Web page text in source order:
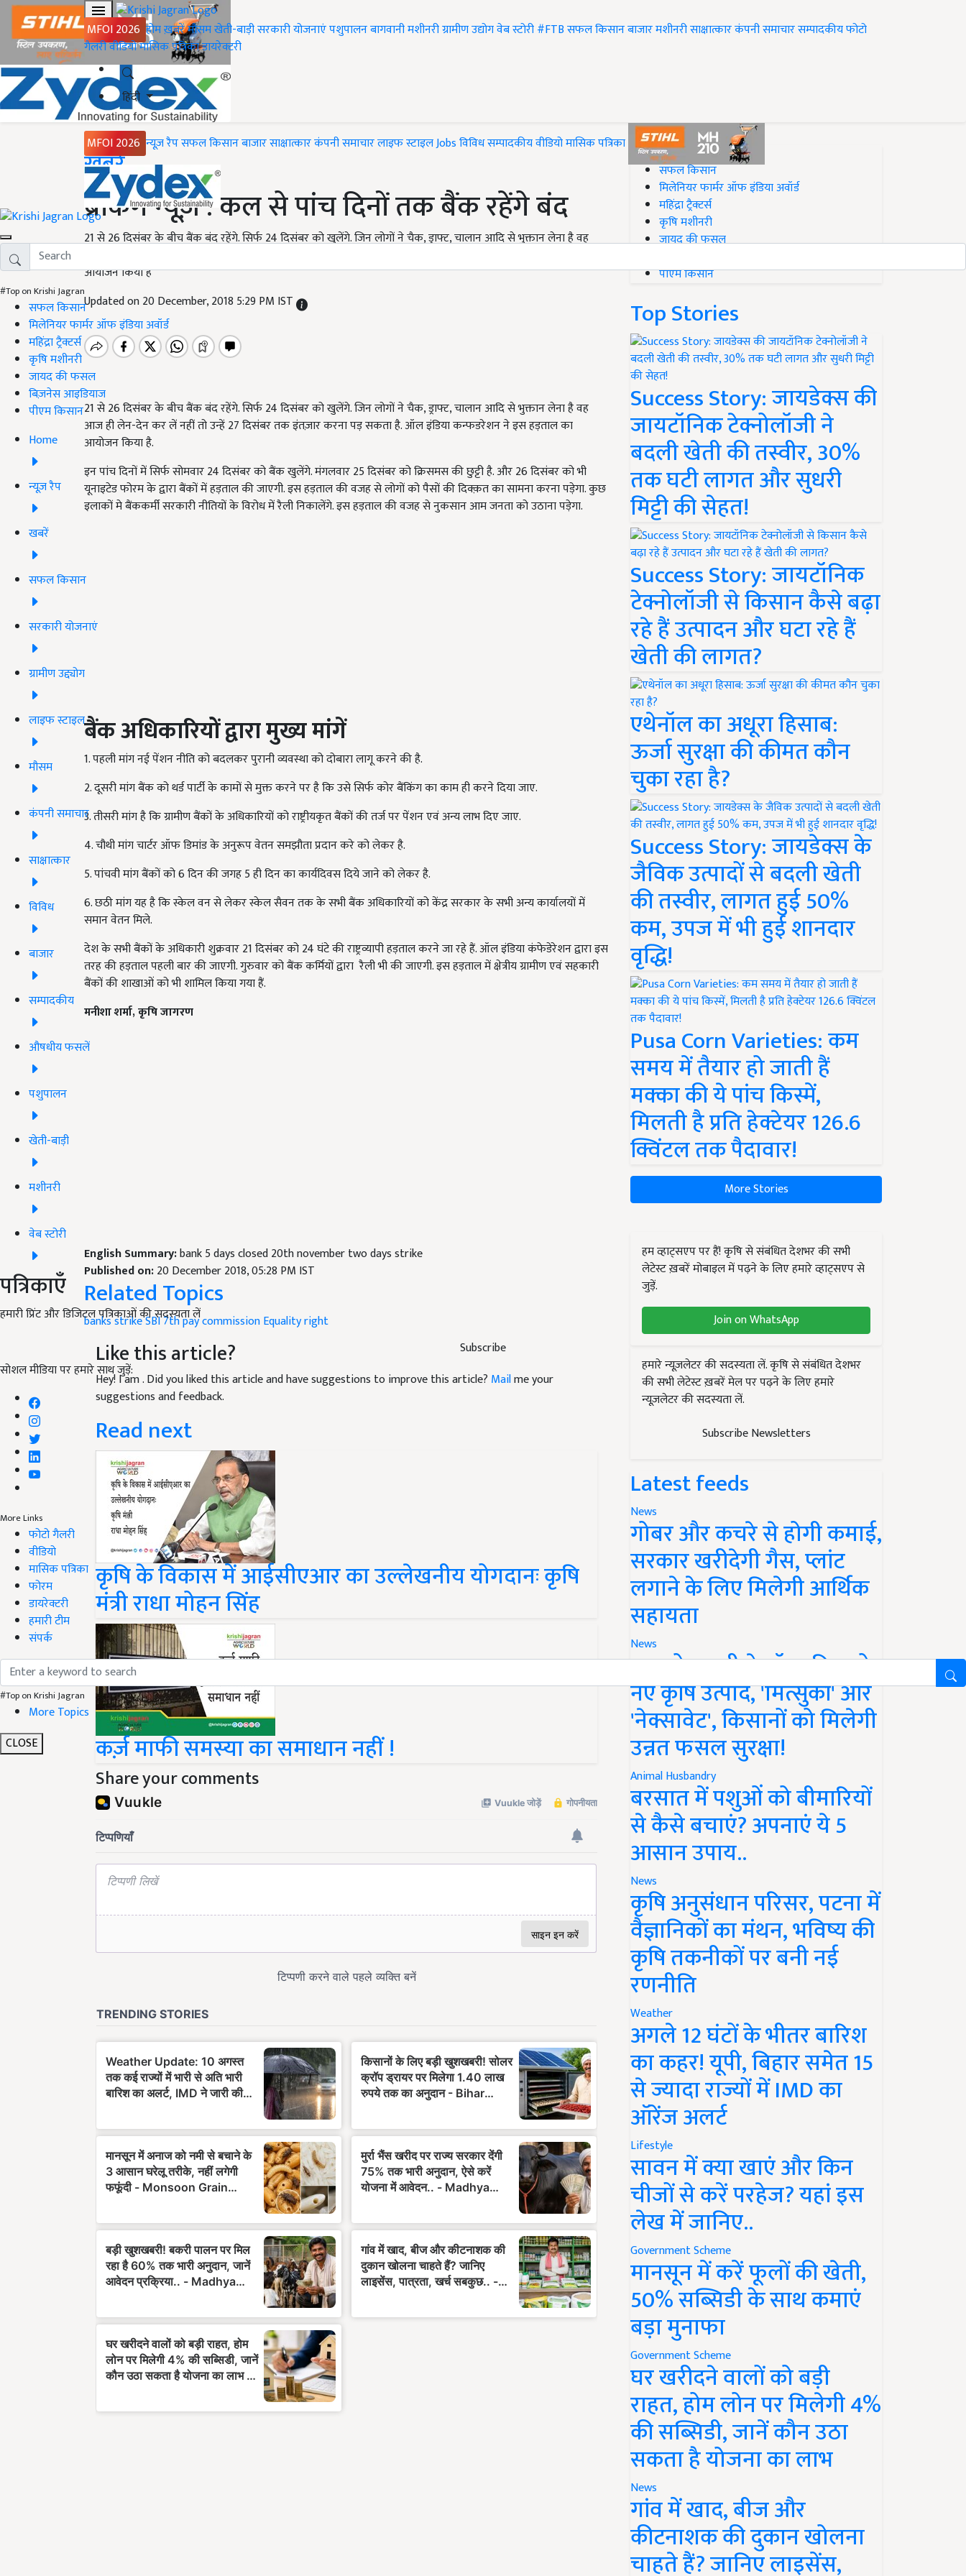
MFOI 2026 होमख़बरेंमौसमखेती-बाड़ीसरकारी योजनाएंपशुपालनबागवानीमशीनरीग्रामीण उद्योगवेब स्टोरी#FTBसफल किसानबाजारमशीनरीसाक्षात्कारकंपनी समाचारसम्पादकीयफोटो
गैलरीवीडियोमासिक पत्रिकाडायरेक्टरी
हिंदी
MFOI 2026 न्यूज़ रैपसफल किसानबाजारसाक्षात्कारकंपनी समाचारलाइफ स्टाइलJobsविविधसम्पादकीयवीडियोमासिक पत्रिका
#Top on Krishi Jagran
सफल किसान
मिलेनियर फार्मर ऑफ इंडिया अवॉर्ड
महिंद्रा ट्रैक्टर्स
कृषि मशीनरी
जायद की फसल
बिज़नेस आइडियाज
पीएम किसान
Home
न्यूज़ रैप
खबरें
सफल किसान
सरकारी योजनाएं
ग्रामीण उद्द्योग
लाइफ स्टाइल
मौसम
कंपनी समाचार
साक्षात्कार
विविध
बाजार
सम्पादकीय
औषधीय फसलें
पशुपालन
खेती-बाड़ी
मशीनरी
वेब स्टोरी
पत्रिकाएँ
हमारी प्रिंट और डिजिटल पत्रिकाओं की सदस्यता लें
Subscribe
सोशल मीडिया पर हमारे साथ जुड़ें:
More Links
फोटो गैलरी
वीडियो
मासिक पत्रिका
फोरम
डायरेक्टरी
हमारी टीम
संपर्क
#Top on Krishi Jagran
More Topics
CLOSE
Home
ख़बरें
ब्रेकिंग न्यूज़ : कल से पांच दिनों तक बैंक रहेंगे बंद
21 से 26 दिसंबर के बीच बैंक बंद रहेंगे. सिर्फ 24 दिसंबर को खुलेंगे. जिन लोगों ने चैक, ड्राफ्ट, चालान आदि से भुक्तान लेना है वह
आयोजन किया है
Updated on 20 December, 2018 5:29 PM IST
21 से 26 दिसंबर के बीच बैंक बंद रहेंगे. सिर्फ 24 दिसंबर को खुलेंगे. जिन लोगों ने चैक, ड्राफ्ट, चालान आदि से भुक्तान लेना है वह
आज ही लेन-देन कर लें नहीं तो उन्हें 27 दिसंबर तक इंतज़ार करना पड़ सकता है. ऑल इंडिया कन्फडरेशन ने इस हड़ताल का
आयोजन किया है.
इन पांच दिनों में सिर्फ सोमवार 24 दिसंबर को बैंक खुलेंगे. मंगलवार 25 दिसंबर को क्रिसमस की छुट्टी है. और 26 दिसंबर को भी
यूनाइटेड फोरम के द्वारा बैंकों में हड़ताल की जाएगी. इस हड़ताल की वजह से लोगों को पैसों की दिक्क़त का सामना करना पड़ेगा. कुछ
इलाकों मे बैंककर्मी सरकारी नीतियों के विरोध में रैली निकालेंगे. इस हड़ताल की वजह से नुकसान आम जनता को उठाना पड़ेगा.
बैंक अधिकारियों द्वारा मुख्य मांगें
1. पहली मांग नई पेंशन नीति को बदलकर पुरानी व्यवस्था को दोबारा लागू करने की है.
2. दूसरी मांग बैंक को थर्ड पार्टी के कामों से मुक्त करने पर है कि उसे सिर्फ कोर बैंकिंग का काम ही करने दिया जाए.
3. तीसरी मांग है कि ग्रामीण बैंकों के अधिकारियों को राष्ट्रीयकृत बैंकों की तर्ज पर पेंशन एवं अन्य लाभ दिए जाए.
4. चौथी मांग चार्टर ऑफ डिमांड के अनुरूप वेतन समझौता प्रदान करे को लेकर है.
5. पांचवी मांग बैंकों को 6 दिन की जगह 5 ही दिन का कार्यदिवस दिये जाने को लेकर है.
6. छठी मांग यह है कि स्केल वन से लेकर स्केल सैवन तक के सभी बैंक अधिकारियों को केंद्र सरकार के सभी अन्य कार्यालयों में
समान वेतन मिले.
देश के सभी बैंकों के अधिकारी शुक्रवार 21 दिसंबर को 24 घंटे की राष्ट्रव्यापी हड़ताल करने जा रहे हैं. ऑल इंडिया कंफेडेरेशन द्वारा इस
तरह की हड़ताल पहली बार की जाएगी. गुरुवार को बैंक कर्मियों द्वारा रैली भी की जाएगी. इस हड़ताल में क्षेत्रीय ग्रामीण एवं सहकारी
बैंकों की शाखाओं को भी शामिल किया गया हैं.
मनीशा शर्मा, कृषि जागरण
English Summary:bank 5 days closed 20th november two days strike
Published on:20 December 2018, 05:28 PM IST
Related Topics
banks strikeSBI7th pay commissionEquality right
Like this article?
Hey! I am. Did you liked this article and have suggestions to improve this article? Mailme your
suggestions and feedback.
Read next
कृषि के विकास में आईसीएआर का उल्लेखनीय योगदानः कृषि
मंत्री राधा मोहन सिंह
कर्ज़ माफी समस्या का समाधान नहीं !
Share your comments
#Top on Krishi Jagran
सफल किसान
मिलेनियर फार्मर ऑफ इंडिया अवॉर्ड
महिंद्रा ट्रैक्टर्स
कृषि मशीनरी
जायद की फसल
पीएम किसान
Top Stories
Success Story: जायडेक्स की
जायटॉनिक टेक्नोलॉजी ने
बदली खेती की तस्वीर, 30%
तक घटी लागत और सुधरी
मिट्टी की सेहत!
Success Story: जायटॉनिक
टेक्नोलॉजी से किसान कैसे बढ़ा
रहे हैं उत्पादन और घटा रहे हैं
खेती की लागत?
एथेनॉल का अधूरा हिसाब:
ऊर्जा सुरक्षा की कीमत कौन
चुका रहा है?
Success Story: जायडेक्स के
जैविक उत्पादों से बदली खेती
की तस्वीर, लागत हुई 50%
कम, उपज में भी हुई शानदार
वृद्धि!
Pusa Corn Varieties: कम
समय में तैयार हो जाती हैं
मक्का की ये पांच किस्में,
मिलती है प्रति हेक्टेयर 126.6
क्विंटल तक पैदावार!
More Stories
हम व्हाट्सएप पर हैं! कृषि से संबंधित देशभर की सभी
लेटेस्ट ख़बरें मोबाइल में पढ़ने के लिए हमारे व्हाट्सएप से
जुड़ें.
Join on WhatsApp
हमारे न्यूज़लेटर की सदस्यता लें. कृषि से संबंधित देशभर
की सभी लेटेस्ट ख़बरें मेल पर पढ़ने के लिए हमारे
न्यूज़लेटर की सदस्यता लें.
Subscribe Newsletters
Latest feeds
News
गोबर और कचरे से होगी कमाई,
सरकार खरीदेगी गैस, प्लांट
लगाने के लिए मिलेगी आर्थिक
सहायता
News
इफको-एमसी ने लॉन्च किए दो
नए कृषि उत्पाद, 'मित्सुकी' और
'नेक्सावेट', किसानों को मिलेगी
उन्नत फसल सुरक्षा!
Animal Husbandry
बरसात में पशुओं को बीमारियों
से कैसे बचाएं? अपनाएं ये 5
आसान उपाय..
News
कृषि अनुसंधान परिसर, पटना में
वैज्ञानिकों का मंथन, भविष्य की
कृषि तकनीकों पर बनी नई
रणनीति
Weather
अगले 12 घंटों के भीतर बारिश
का कहर! यूपी, बिहार समेत 15
से ज्यादा राज्यों में IMD का
ऑरेंज अलर्ट
Lifestyle
सावन में क्या खाएं और किन
चीजों से करें परहेज? यहां इस
लेख में जानिए..
Government Scheme
मानसून में करें फूलों की खेती,
50% सब्सिडी के साथ कमाएं
बड़ा मुनाफा
Government Scheme
घर खरीदने वालों को बड़ी
राहत, होम लोन पर मिलेगी 4%
की सब्सिडी, जानें कौन उठा
सकता है योजना का लाभ
News
गांव में खाद, बीज और
कीटनाशक की दुकान खोलना
चाहते हैं? जानिए लाइसेंस,